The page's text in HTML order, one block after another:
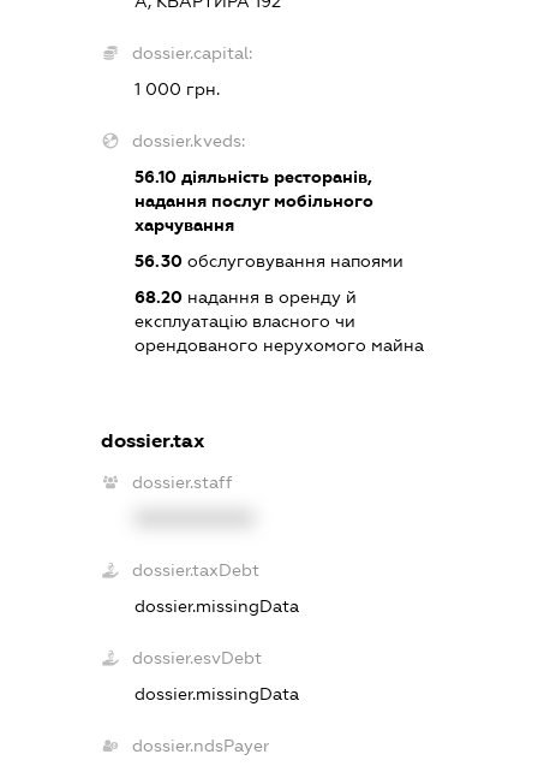
dossier.capital:
1 000 грн.
dossier.kveds:
56.10 діяльність ресторанів,
надання послуг мобільного
харчування
56.30 обслуговування напоями
68.20 надання в оренду й
експлуатацію власного чи
орендованого нерухомого майна
dossier.tax
dossier.staff
dossier.taxDebt
dossier.missingData
dossier.esvDebt
dossier.missingData
dossier.ndsPayer